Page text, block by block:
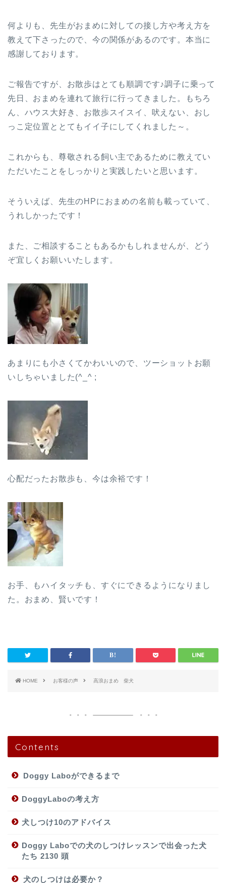
何よりも、先生がおまめに対しての接し方や考え方を
教えて下さったので、今の関係があるのです。本当に
感謝しております。
ご報告ですが、お散歩はとても順調です♪調子に乗って
先日、おまめを連れて旅行に行ってきました。もちろ
ん、ハウス大好き、お散歩スイスイ、吠えない、おし
っこ定位置ととてもイイ子にしてくれました～。
これからも、尊敬される飼い主であるために教えてい
ただいたことをしっかりと実践したいと思います。
そういえば、先生のHPにおまめの名前も載っていて、
うれしかったです！
また、ご相談することもあるかもしれませんが、どう
ぞ宜しくお願いいたします。
あまりにも小さくてかわいいので、ツーショットお願
いしちゃいました(^_^ ;
心配だったお散歩も、今は余裕です！
お手、もハイタッチも、すぐにできるようになりまし
た。おまめ、賢いです！
HOME お客様の声 高浪おまめ 柴犬
Contents
Doggy Laboができるまで
DoggyLaboの考え方
犬しつけ10のアドバイス
Doggy Laboでの犬のしつけレッスンで出会った犬
たち 2130 頭
犬のしつけは必要か？